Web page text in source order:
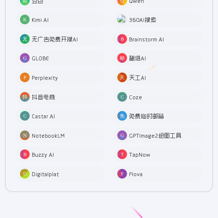
Kimi AI 360AI搜索
无广告免费开搜AI Brainstorm AI
GLOBE 秘塔AI
Perplexity 天工AI
抖音电商 Coze
Castar AI 免费临时邮箱
NotebookLM GPTImage2绘图工具
Buzzy AI TapNow
Digitalplat Flova